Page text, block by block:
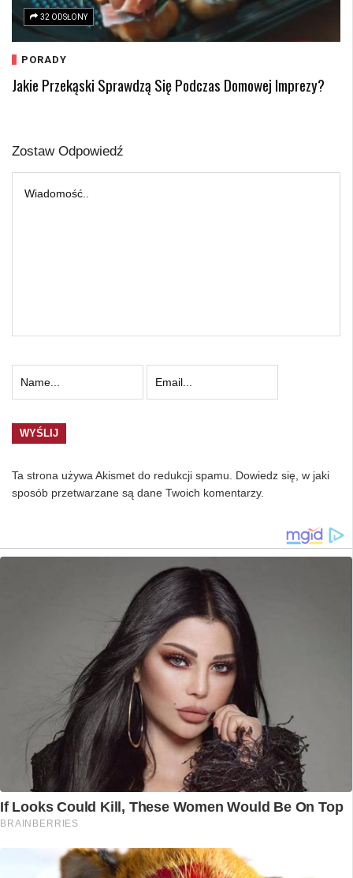
32 ODSŁONY
PORADY
Jakie Przekąski Sprawdzą Się Podczas Domowej Imprezy?
Zostaw Odpowiedź
Ta strona używa Akismet do redukcji spamu. Dowiedz się, w jaki
sposób przetwarzane są dane Twoich komentarzy.